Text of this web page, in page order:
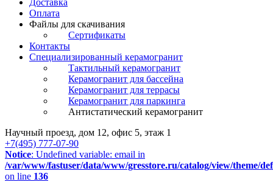
Доставка
Оплата
Файлы для скачивания
Сертификаты
Контакты
Специализированный керамогранит
Тактильный керамогранит
Керамогранит для бассейна
Керамогранит для террасы
Керамогранит для паркинга
Антистатический керамогранит
Научный проезд, дом 12, офис 5, этаж 1
+7(495) 777-07-90
Notice: Undefined variable: email in
/var/www/fastuser/data/www/gresstore.ru/catalog/view/theme/
on line 136